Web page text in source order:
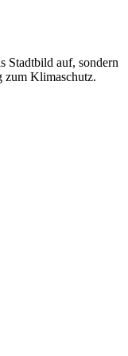
Stadtbild auf, sondern
zum Klimaschutz.